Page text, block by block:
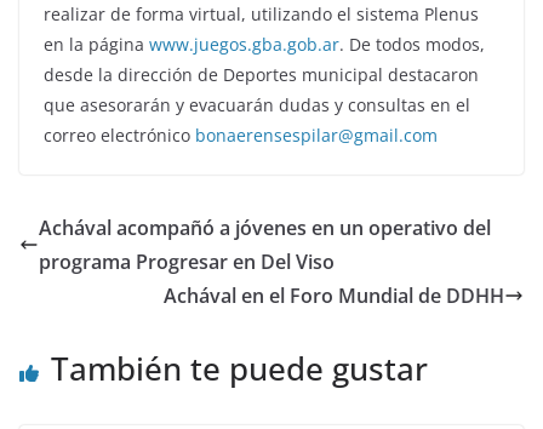
realizar de forma virtual, utilizando el sistema Plenus
en la página www.juegos.gba.gob.ar. De todos modos,
desde la dirección de Deportes municipal destacaron
que asesorarán y evacuarán dudas y consultas en el
correo electrónico bonaerensespilar@gmail.com
Achával acompañó a jóvenes en un operativo del
programa Progresar en Del Viso
Achával en el Foro Mundial de DDHH
También te puede gustar